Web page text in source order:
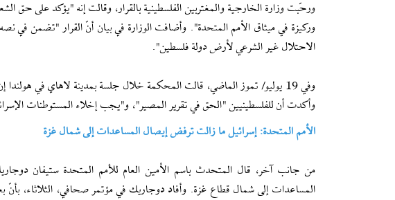
ورحّبت وزارة الخارجية والمغتربين الفلسطينية بالقرار، وقالت إنه "يؤكد على حق
وركيزة في ميثاق الأمم المتحدة". وأضافت الوزارة في بيان أنّ القرار "تضمن في
الاحتلال غير الشرعي لأرض دولة فلسطين".
وفي 19 يوليو/ تموز الماضي، قالت المحكمة خلال جلسة بمدينة لاهاي في
وأكدت أن للفلسطينيين "الحق في تقرير المصير"، و"يجب إخلاء المستوطنات
الأمم المتحدة: إسرائيل ما زالت ترفض إيصال المساعدات إلى شمال غزة
من جانب آخر، قال المتحدث باسم الأمين العام للأمم المتحدة ستيفان
المساعدات إلى شمال قطاع غزة. وأفاد دوجاريك في مؤتمر صحافي، الثلاثاء، بأنّ